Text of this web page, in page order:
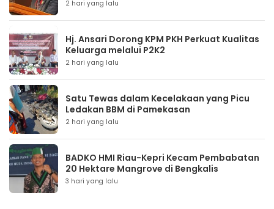
2 hari yang lalu
Hj. Ansari Dorong KPM PKH Perkuat Kualitas
Keluarga melalui P2K2
2 hari yang lalu
Satu Tewas dalam Kecelakaan yang Picu
Ledakan BBM di Pamekasan
2 hari yang lalu
BADKO HMI Riau-Kepri Kecam Pembabatan
20 Hektare Mangrove di Bengkalis
3 hari yang lalu